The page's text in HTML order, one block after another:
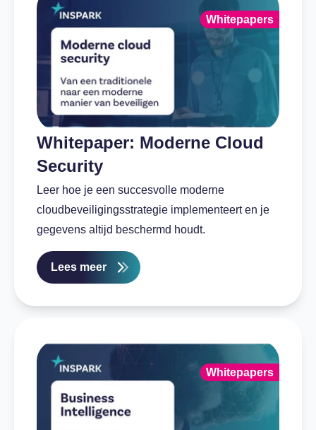
Whitepaper: Moderne Cloud
Security
Leer hoe je een succesvolle moderne
cloudbeveiligingsstrategie implementeert en je
gegevens altijd beschermd houdt.
Lees meer
Whitepapers
Whitepapers